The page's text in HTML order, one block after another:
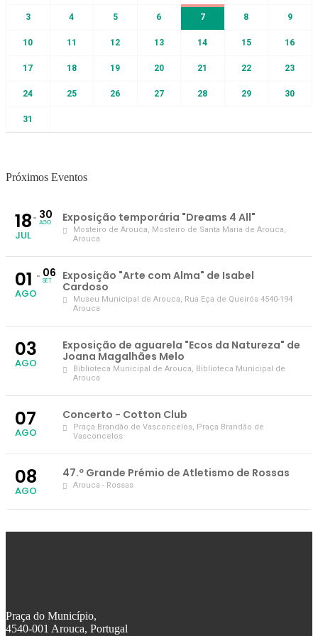
3 4 5 6 7 8 9
10 11 12 13 14 15 16
17 18 19 20 21 22 23
24 25 26 27 28 29 30
31
Próximos Eventos
18
JUL
30
AGO Exposição temporária "Dreams 4 All"
Mosteiro de Arouca, Mosteiro de Santa Maria de Arouca,
Arouca
01
AGO
06
SET
Exposição "Arte com Alma" de Isabel
Cardoso
Museu Municipal de Arouca, Rua Eça de Queirós 4540-194
Arouca
03
AGO
Exposição de aguarela "Ecos da Natureza" de
Joana Magalhães Melo
Biblioteca Municipal de Arouca, Biblioteca Municipal de
Arouca
07
AGO
Concerto - Cotton Club
Praça Brandão de Vasconcelos, Praça Brandão de
Vasconcelos
08
AGO
47.º Grande Prémio de Atletismo de Rossas
Arouca - Rossas
Praça do Município,
4540-001 Arouca, Portugal